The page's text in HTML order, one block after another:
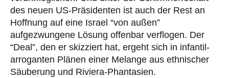
des neuen US-Präsidenten ist auch der Rest an
Hoffnung auf eine Israel “von außen”
aufgezwungene Lösung offenbar verflogen. Der
“Deal”, den er skizziert hat, ergeht sich in infantil-
arroganten Plänen einer Melange aus ethnischer
Säuberung und Riviera-Phantasien.